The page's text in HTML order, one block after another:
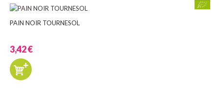
PAIN NOIR TOURNESOL
3,42 €